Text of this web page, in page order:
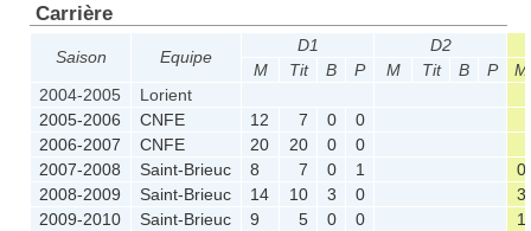
Carrière
Saison Equipe
D1
D2
M
Tit B P M Tit B P
M
2004-2005
Lorient
2005-2006
CNFE 12 7 0
0
2006-2007
CNFE 20 20 0
0
2007-2008
Saint-Brieuc 8 7 0 1
0
2008-2009
Saint-Brieuc 14 10 3 0
3
2009-2010
Saint-Brieuc 9 5 0 0
1